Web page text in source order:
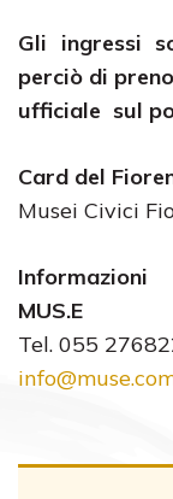
Gli ingressi
perciò di
ufficiale sul
Card del
Musei Civici
Informazioni
MUS.E
Tel. 055